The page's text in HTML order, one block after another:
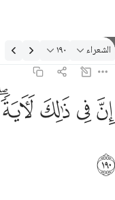
التفسير: الشعراء ١٩٠:٢٦
الشعراء ١٩٠
ان في ذالك لاية وما كان
إِنَّ فِى ذَٰلِكَ لَـَٔايَةًۭ ۖ وَمَا كَانَ
ﱳﱴﱵﱶﱷ
ﱼ